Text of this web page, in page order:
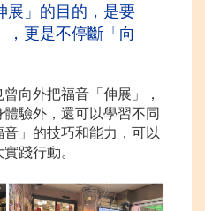
」 的目的，是要
，更是不停斷「向
向外把福音「伸展」，
驗外，還可以學習不同
」的技巧和能力，可以
踐行動。